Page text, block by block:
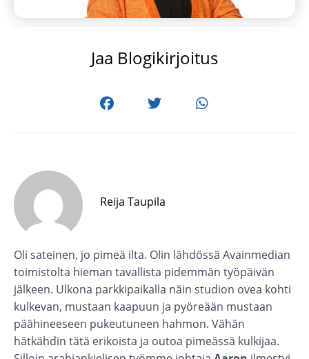
Jaa Blogikirjoitus
Reija Taupila
Oli sateinen, jo pimeä ilta. Olin lähdössä Avainmedian
toimistolta hieman tavallista pidemmän työpäivän
jälkeen. Ulkona parkkipaikalla näin studion ovea kohti
kulkevan, mustaan kaapuun ja pyöreään mustaan
päähineeseen pukeutuneen hahmon. Vähän
hätkähdin tätä erikoista ja outoa pimeässä kulkijaa.